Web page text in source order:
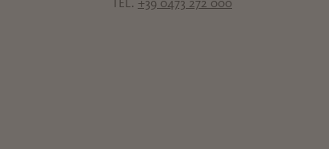
TEL. +39 0473 272 000